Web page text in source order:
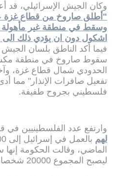
وكان الجيش الإسرائيلي، قد
"أطلق صاروخ من قطاع غزة
وسقط في منطقة غير مأهولة
اشكول دون ان يؤدي ذلك الى
فيما أكد الناطق بلسان
سقوط صاروخ في منطقة
الحدودي شمال قطاع غزة،
تفعيل صافرات الإنذار" مما
فلسطيني بجروح طفيفة.
وارتفع عدد الفلسطينيين
لهم
ليصبح المجموع 20000 شخصا.